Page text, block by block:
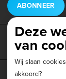
ABONNEER
Privacy beleid
Deze
van
Wij slaan
akkoord?